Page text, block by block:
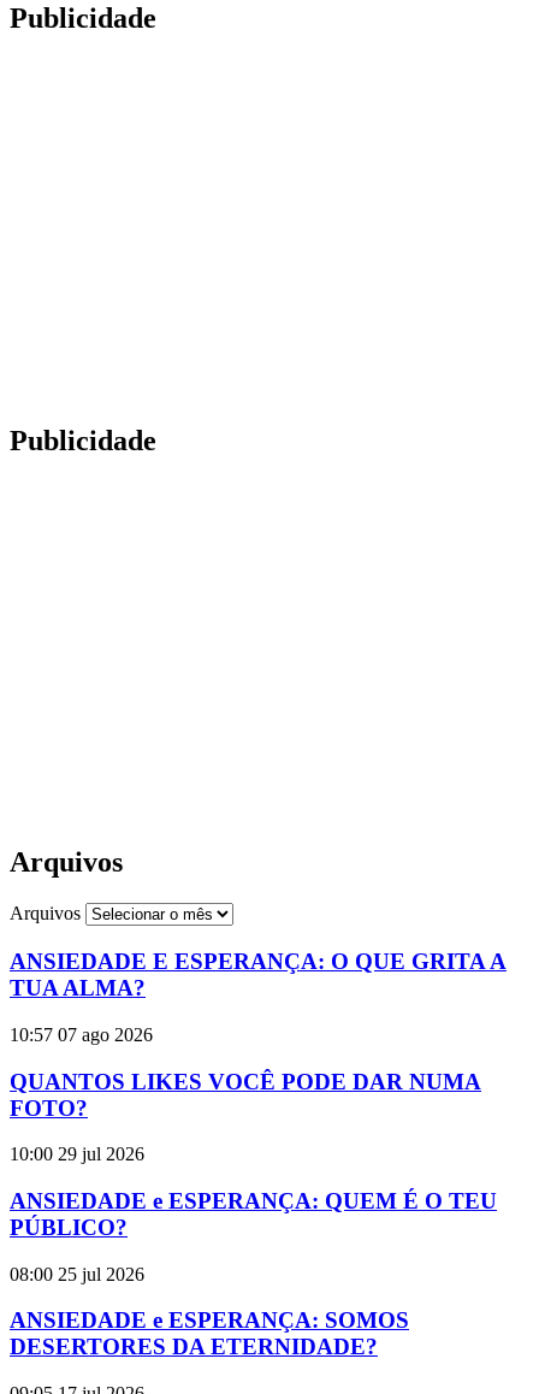
Publicidade
Publicidade
Arquivos
Arquivos
ANSIEDADE E ESPERANÇA: O QUE GRITA A
TUA ALMA?
10:57 07 ago 2026
QUANTOS LIKES VOCÊ PODE DAR NUMA
FOTO?
10:00 29 jul 2026
ANSIEDADE e ESPERANÇA: QUEM É O TEU
PÚBLICO?
08:00 25 jul 2026
ANSIEDADE e ESPERANÇA: SOMOS
DESERTORES DA ETERNIDADE?